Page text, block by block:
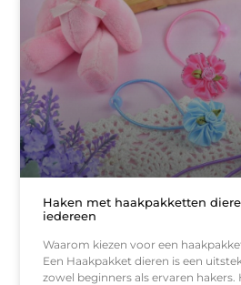
Haken met haakpakketten
iedereen
Waarom kiezen voor een
Een Haakpakket dieren is een
zowel beginners als ervaren hakers.